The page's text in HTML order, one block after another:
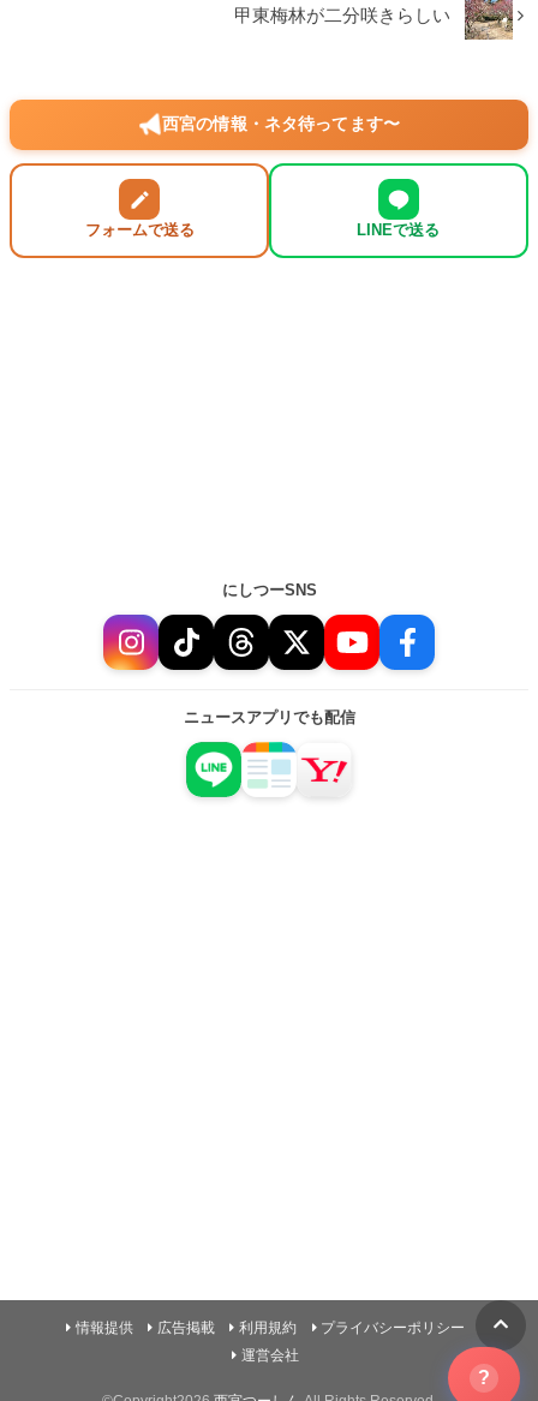
甲東梅林が二分咲きらしい
西宮の情報・ネタ待ってます〜
フォームで送る LINEで送る
にしつーSNS
ニュースアプリでも配信
情報提供 広告掲載 利用規約
プライバシーポリシー
運営会社
?